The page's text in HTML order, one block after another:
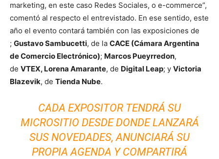
marketing, en este caso Redes Sociales, o e-commerce”,
comentó al respecto el entrevistado. En ese sentido, este
año el evento contará también con las exposiciones de
; Gustavo Sambucetti, de la CACE (Cámara Argentina
de Comercio Electrónico); Marcos Pueyrredon,
de VTEX, Lorena Amarante, de Digital Leap; y Victoria
Blazevik, de Tienda Nube.
CADA EXPOSITOR TENDRÁ SU
MICROSITIO DESDE DONDE LANZARÁ
SUS NOVEDADES, ANUNCIARÁ SU
PROPIA AGENDA Y COMPARTIRÁ